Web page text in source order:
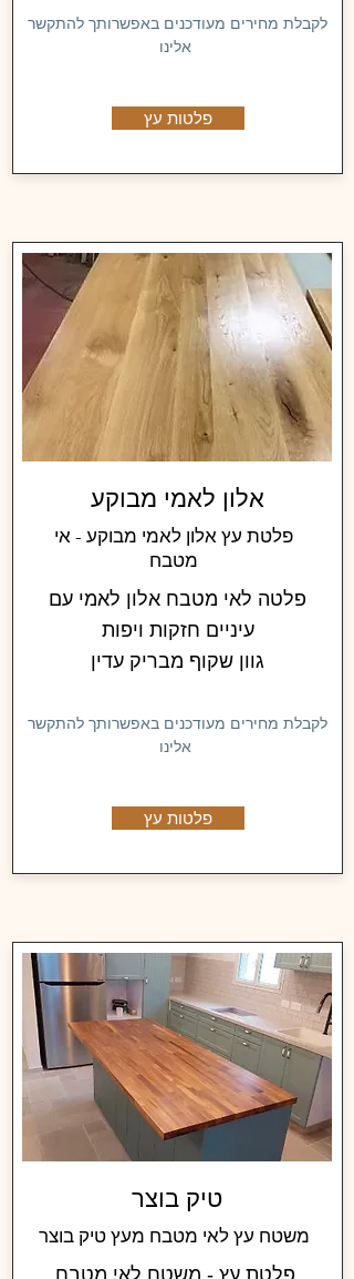
לקבלת מחירים מעודכנים באפשרותך להתקשר
אלינו
פלטות עץ
אלון לאמי מבוקע
פלטת עץ אלון לאמי מבוקע - אי
מטבח
פלטה לאי מטבח אלון לאמי עם
עיניים חזקות ויפות
גוון שקוף מבריק עדין
לקבלת מחירים מעודכנים באפשרותך להתקשר
אלינו
פלטות עץ
טיק בוצר
משטח עץ לאי מטבח מעץ טיק בוצר